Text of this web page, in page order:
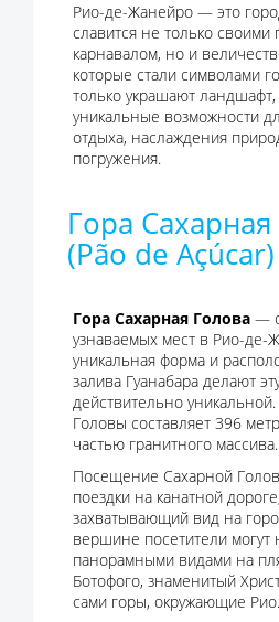
Рио-де-Жанейро — это
славится не только своими
карнавалом, но и
которые стали символами
только украшают
уникальные возможности
отдыха, наслаждения
погружения.
Гора
(Pão de Açúcar)
Гора Сахарная Голова —
узнаваемых мест в Рио-де-
уникальная форма и
залива Гуанабара делают
действительно
Головы составляет 396
частью гранитного массива.
Посещение Сахарной
поездки на канатной
захватывающий вид на
вершине посетители могут
панорамными видами на
Ботофого, знаменитый
сами горы, окружающие Рио.